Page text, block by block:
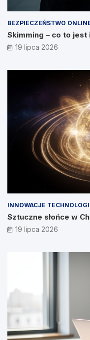
BEZPIECZEŃSTWO
Skimming – co to jest
19 lipca 2026
INNOWACJE
Sztuczne słońce w
19 lipca 2026